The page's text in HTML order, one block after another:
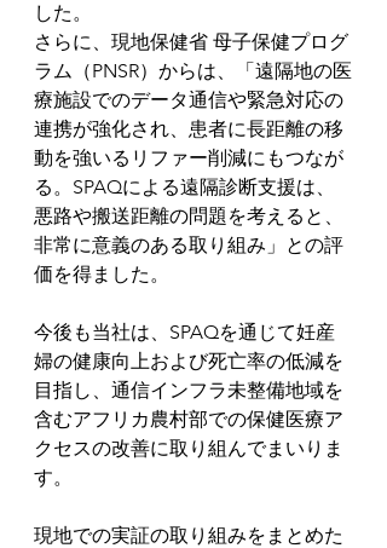
した。
さらに、現地保健省 母子保健プログ
ラム （PNSR）からは、「遠隔地の医
療施設でのデータ通信や緊急対応の
連携が強化され、 患者に長距離の移
動を強いる リファー削減にもつなが
る。SPAQによる遠隔診断支援は、
悪路や搬送距離の問題を考えると、
非常に意義のある取り組み」との評
価を得ました。
今後も当社は、SPAQを通じて妊産
婦の健康向上および死亡率の低減を
目指し、通信インフラ未整備地域を
含むアフリカ農村部での保健医療ア
クセスの改善に取り組んでまいりま
す。
現地での実証の取り組みをまとめた